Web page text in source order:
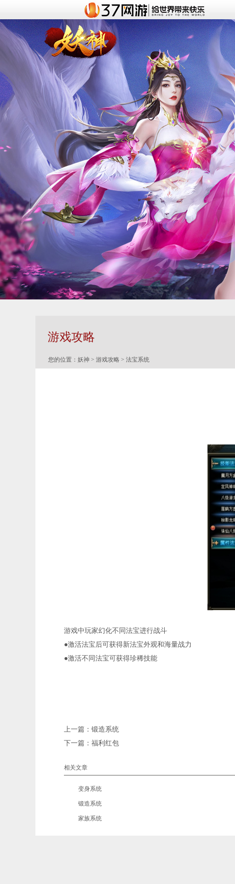
游戏攻略
您的位置： 妖神 > 游戏攻略 > 法宝系统
游戏中玩家幻化不同法宝进行战斗
●激活法宝后可获得新法宝外观和海量战力
●激活不同法宝可获得珍稀技能
上一篇： 锻造系统
下一篇： 福利红包
相关文章
变身系统
锻造系统
家族系统